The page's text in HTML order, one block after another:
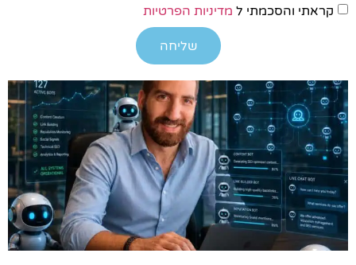
קראתי והסכמתי ל מדיניות הפרטיות
שליחה